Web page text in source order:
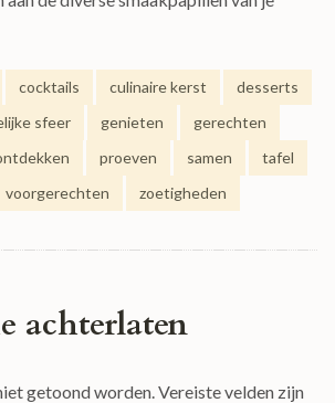
cocktails culinaire kerst
desserts
sfeer genieten
gerechten
proeven samen
tafel
voorgerechten zoetigheden
achterlaten
getoond worden.Vereiste velden zijn